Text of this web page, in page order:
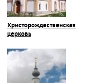
Христорождественская
церковь